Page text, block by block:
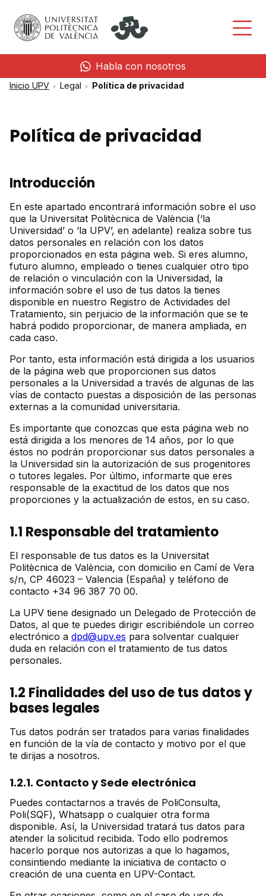
Habla con nosotros
Inicio UPV Legal Política de privacidad
Política de privacidad
Introducción
En este apartado encontrará información sobre el uso
que la Universitat Politècnica de València (‘la
Universidad’ o ‘la UPV’, en adelante) realiza sobre tus
datos personales en relación con los datos
proporcionados en esta página web. Si eres alumno,
futuro alumno, empleado o tienes cualquier otro tipo
de relación o vinculación con la Universidad, la
información sobre el uso de tus datos la tienes
disponible en nuestro Registro de Actividades del
Tratamiento, sin perjuicio de la información que se te
habrá podido proporcionar, de manera ampliada, en
cada caso.
Por tanto, esta información está dirigida a los usuarios
de la página web que proporcionen sus datos
personales a la Universidad a través de algunas de las
vías de contacto puestas a disposición de las personas
externas a la comunidad universitaria.
Es importante que conozcas que esta página web no
está dirigida a los menores de 14 años, por lo que
éstos no podrán proporcionar sus datos personales a
la Universidad sin la autorización de sus progenitores
o tutores legales. Por último, informarte que eres
responsable de la exactitud de los datos que nos
proporciones y la actualización de estos, en su caso.
1.1 Responsable del tratamiento
El responsable de tus datos es la Universitat
Politècnica de València, con domicilio en Camí de Vera
s/n, CP 46023 – Valencia (España) y teléfono de
contacto +34 96 387 70 00.
La UPV tiene designado un Delegado de Protección de
Datos, al que te puedes dirigir escribiéndole un correo
electrónico a dpd@upv.es para solventar cualquier
duda en relación con el tratamiento de tus datos
personales.
1.2 Finalidades del uso de tus datos y
bases legales
Tus datos podrán ser tratados para varias finalidades
en función de la vía de contacto y motivo por el que
te dirijas a nosotros.
1.2.1. Contacto y Sede electrónica
Puedes contactarnos a través de PoliConsulta,
Poli(SQF), Whatsapp o cualquier otra forma
disponible. Así, la Universidad tratará tus datos para
atender la solicitud recibida. Todo ello podremos
hacerlo porque nos autorizas a que lo hagamos,
consintiendo mediante la iniciativa de contacto o
creación de una cuenta en UPV-Contact.